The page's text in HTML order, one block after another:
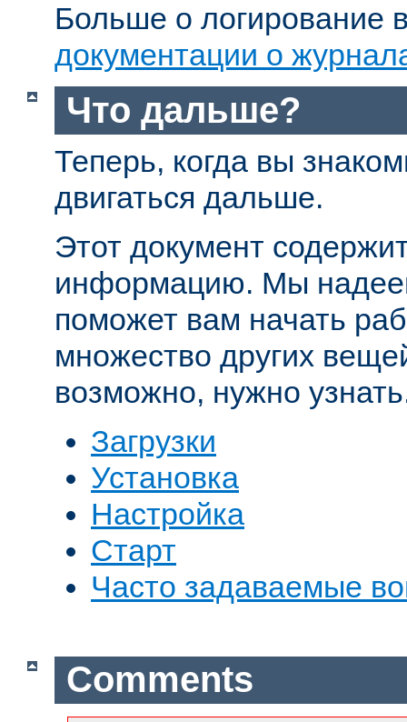
Больше о логирование
документации о
Что дальше?
Теперь, когда вы
двигаться дальше.
Этот документ
информацию. Мы
поможет вам начать
множество других
возможно, нужно
Загрузки
Установка
Настройка
Старт
Часто задаваемые
Comments